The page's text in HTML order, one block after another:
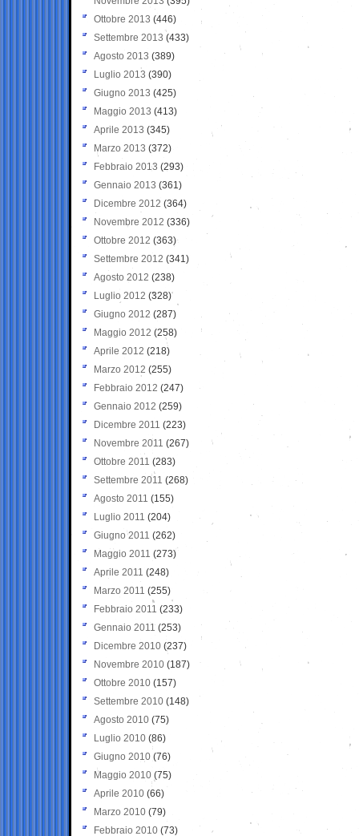
Ottobre 2013 (446)
Settembre 2013 (433)
Agosto 2013 (389)
Luglio 2013 (390)
Giugno 2013 (425)
Maggio 2013 (413)
Aprile 2013 (345)
Marzo 2013 (372)
Febbraio 2013 (293)
Gennaio 2013 (361)
Dicembre 2012 (364)
Novembre 2012 (336)
Ottobre 2012 (363)
Settembre 2012 (341)
Agosto 2012 (238)
Luglio 2012 (328)
Giugno 2012 (287)
Maggio 2012 (258)
Aprile 2012 (218)
Marzo 2012 (255)
Febbraio 2012 (247)
Gennaio 2012 (259)
Dicembre 2011 (223)
Novembre 2011 (267)
Ottobre 2011 (283)
Settembre 2011 (268)
Agosto 2011 (155)
Luglio 2011 (204)
Giugno 2011 (262)
Maggio 2011 (273)
Aprile 2011 (248)
Marzo 2011 (255)
Febbraio 2011 (233)
Gennaio 2011 (253)
Dicembre 2010 (237)
Novembre 2010 (187)
Ottobre 2010 (157)
Settembre 2010 (148)
Agosto 2010 (75)
Luglio 2010 (86)
Giugno 2010 (76)
Maggio 2010 (75)
Aprile 2010 (66)
Marzo 2010 (79)
Febbraio 2010 (73)